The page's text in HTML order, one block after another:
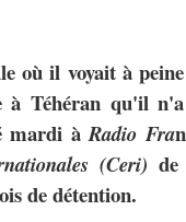
où il voyait à
à Téhéran qu'il
mardi àRadio Fra
(Ceri) de
de détention.